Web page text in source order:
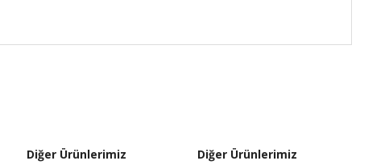
Diğer Ürünlerimiz Diğer Ürünlerimiz